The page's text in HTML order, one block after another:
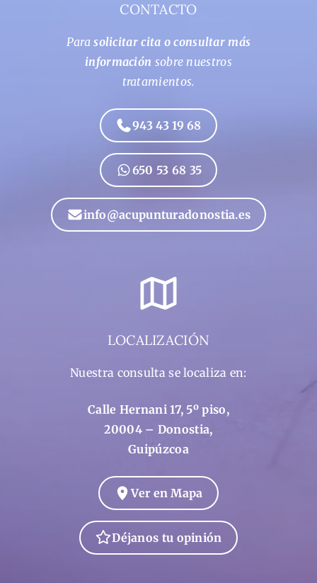
CONTACTO
Parasolicitar cita o consultar más
información sobre nuestros
tratamientos.
943 43 19 68
650 53 68 35
info@acupunturadonostia.es
LOCALIZACIÓN
Nuestra consulta se localiza en:
Calle Hernani 17, 5º piso,
20004 – Donostia,
Guipúzcoa
Ver en Mapa
Déjanos tu opinión